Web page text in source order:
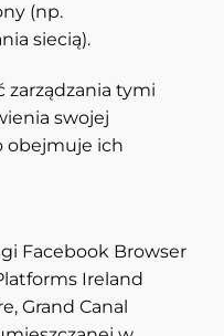
(np.
siecią).
tymi
swojej
obejmuje ich
Facebook Browser
Ireland
Grand Canal